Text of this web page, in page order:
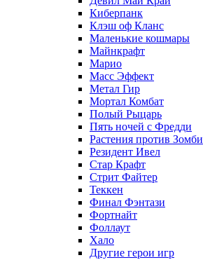
Киберпанк
Клэш оф Кланс
Маленькие кошмары
Майнкрафт
Марио
Масс Эффект
Метал Гир
Мортал Комбат
Полый Рыцарь
Пять ночей с Фредди
Растения против Зомби
Резидент Ивел
Стар Крафт
Стрит Файтер
Теккен
Финал Фэнтази
Фортнайт
Фоллаут
Хало
Другие герои игр